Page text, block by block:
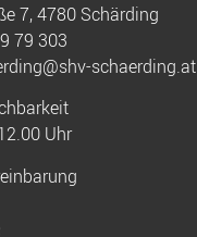
7, 4780 Schärding
79 303
schaerding.at
Uhr